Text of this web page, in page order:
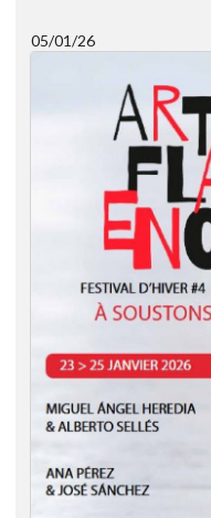
05/01/26